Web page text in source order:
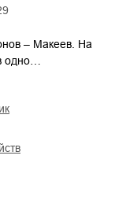
– Макеев. На
одно…